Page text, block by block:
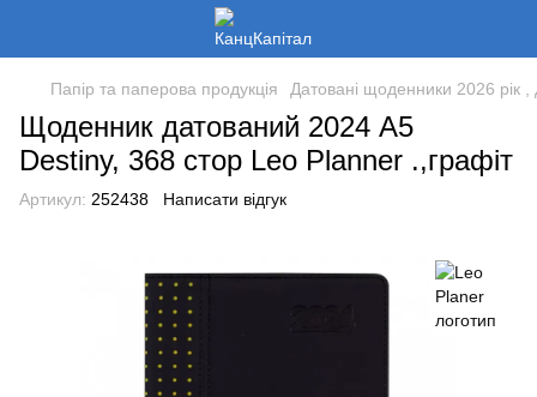
Папір та паперова продукція Датовані щоденники 2026 рік ,
Щоденник датований 2024 А5
Destiny, 368 стор Leo Planner .,графіт
Артикул: 252438 Написати відгук